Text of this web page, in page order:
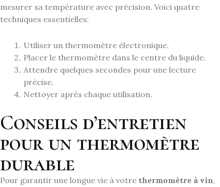
mesurer sa température avec précision. Voici quatre
techniques essentielles:
Utiliser un thermomètre électronique.
Placer le thermomètre dans le centre du liquide.
Attendre quelques secondes pour une lecture
précise.
Nettoyer après chaque utilisation.
Conseils d’entretien
pour un thermomètre
durable
Pour garantir une longue vie à votre thermomètre à vin,